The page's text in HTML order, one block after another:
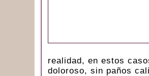
realidad, en estos
doloroso, sin paños